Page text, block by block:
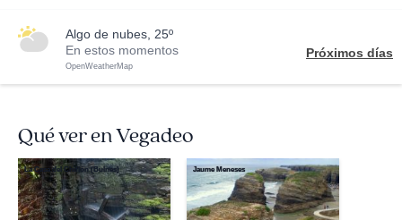
algo de nubes, 25º
En estos momentos
OpenWeatherMap
Próximos días
Qué ver en Vegadeo
La Casa del Chiflón (Bulnes) Jaume Meneses